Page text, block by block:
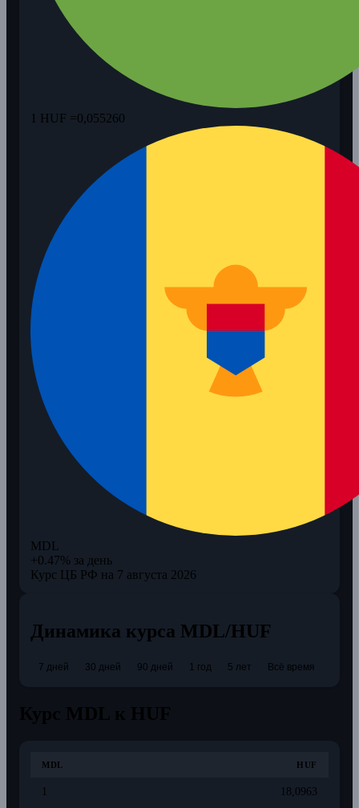
1 HUF =0,055260
MDL
+0.47% за день
Курс ЦБ РФ на 7 августа 2026
Динамика курса MDL/HUF
7 дней 30 дней 90 дней 1 год 5 лет Всё время
MDL HUF
1 18,0963